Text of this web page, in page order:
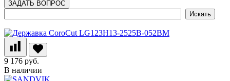
ЗАДАТЬ ВОПРОС
9 176 руб.
В наличии